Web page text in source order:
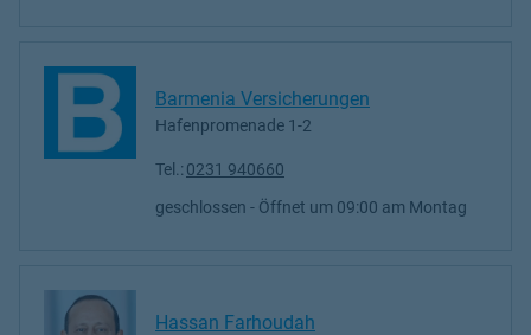
Barmenia Versicherungen
Hafenpromenade 1-2
Tel.: 0231 940660
geschlossen - Öffnet um 09:00 Montag
Hassan Farhoudah